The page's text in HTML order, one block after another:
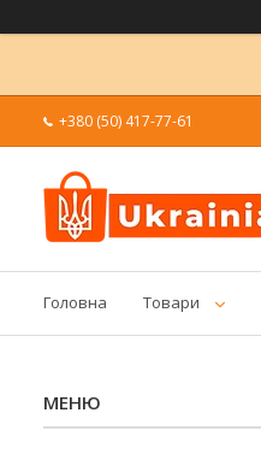
+380 (50) 417-77-61
Головна Товари